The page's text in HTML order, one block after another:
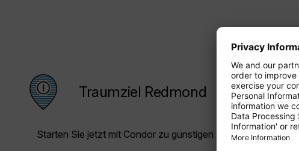
Traumziel Redmond
Starten Sie jetzt mit Condor zu günstigen Preisen in Ihren